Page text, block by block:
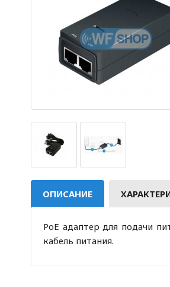
ОПИСАНИЕ
PoE адаптер для подачи
кабель питания.